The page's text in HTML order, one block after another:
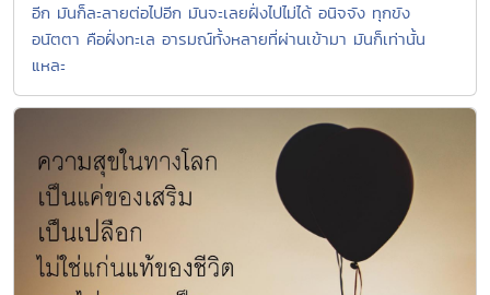
อีก มันก็ละลายต่อไปอีก มันจะเลยฝั่งไปไม่ได้ อนิจจัง ทุกขัง
อนัตตา คือฝั่งทะเล อารมณ์ทั้งหลายที่ผ่านเข้ามา มันก็เท่านั้น
แหละ